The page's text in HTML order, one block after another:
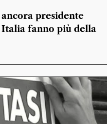
presidente
Italia fanno più della